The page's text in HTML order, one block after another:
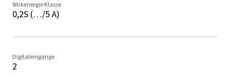
Wirkenergie Klasse
0,2S (…/5 A)
Digitaleingänge
2